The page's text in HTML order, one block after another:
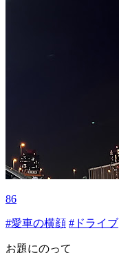
86
#愛車の横顔 #ドライブ
お題にのって